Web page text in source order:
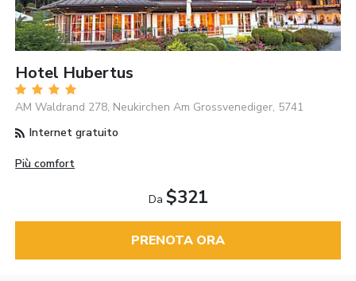
Hotel Hubertus
AM Waldrand 278, Neukirchen Am Grossvenediger, 5741
Internet gratuito
Più comfort
Da $321
PRENOTA ORA